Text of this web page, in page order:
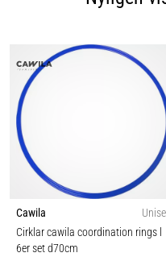
Cawila
Cirklar cawila coordination rings l
6er set d70cm